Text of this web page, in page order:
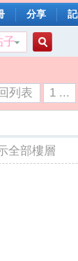
分享
子
1 ...
列表
全部樓層